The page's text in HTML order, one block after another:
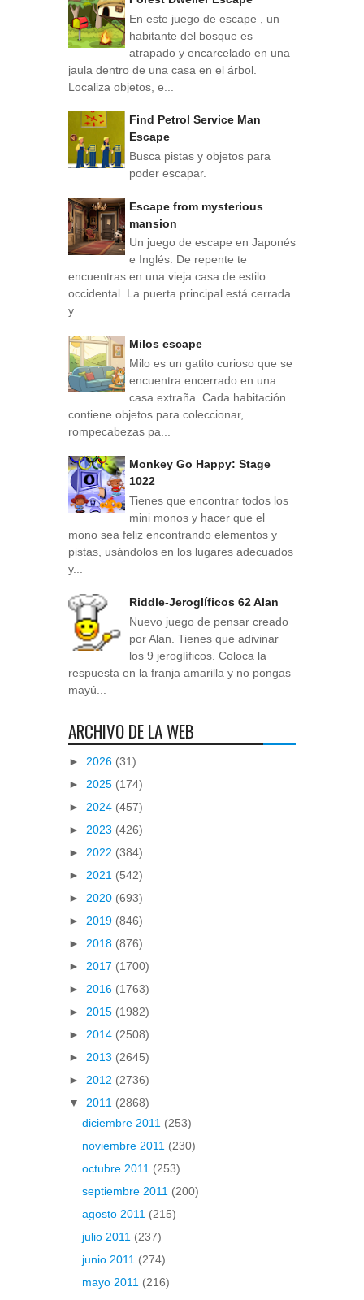
En este juego de escape , un
habitante del bosque es
atrapado y encarcelado en una
jaula dentro de una casa en el árbol.
Localiza objetos, e...
Find Petrol Service Man
Escape
Busca pistas y objetos para
poder escapar.
Escape from mysterious
mansion
Un juego de escape en Japonés
e Inglés. De repente te
encuentras en una vieja casa de estilo
occidental. La puerta principal está cerrada
y ...
Milos escape
Milo es un gatito curioso que se
encuentra encerrado en una
casa extraña. Cada habitación
contiene objetos para coleccionar,
rompecabezas pa...
Monkey Go Happy: Stage
1022
Tienes que encontrar todos los
mini monos y hacer que el
mono sea feliz encontrando elementos y
pistas, usándolos en los lugares adecuados
y...
Riddle-Jeroglíficos 62 Alan
Nuevo juego de pensar creado
por Alan. Tienes que adivinar
los 9 jeroglíficos. Coloca la
respuesta en la franja amarilla y no pongas
mayú...
ARCHIVO DE LA WEB
► 2026 (31)
► 2025 (174)
► 2024 (457)
► 2023 (426)
► 2022 (384)
► 2021 (542)
► 2020 (693)
► 2019 (846)
► 2018 (876)
► 2017 (1700)
► 2016 (1763)
► 2015 (1982)
► 2014 (2508)
► 2013 (2645)
► 2012 (2736)
▼ 2011 (2868)
diciembre 2011 (253)
noviembre 2011 (230)
octubre 2011 (253)
septiembre 2011 (200)
agosto 2011 (215)
julio 2011 (237)
junio 2011 (274)
mayo 2011 (216)